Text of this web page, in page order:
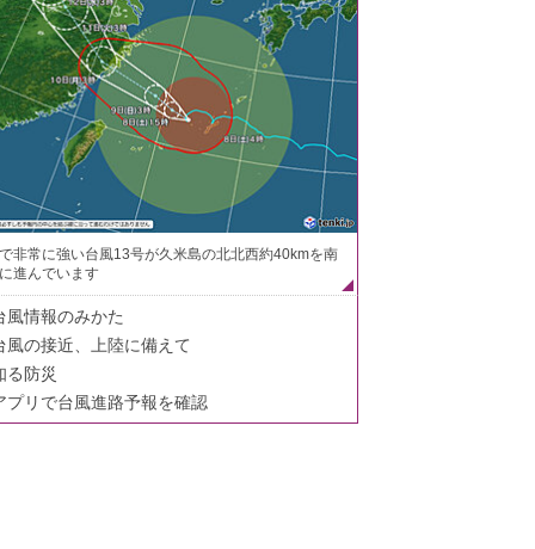
非常に強い台風13号が久米島の北北西約40kmを南
進んでいます
風情報のみかた
風の接近、上陸に備えて
る防災
プリで台風進路予報を確認